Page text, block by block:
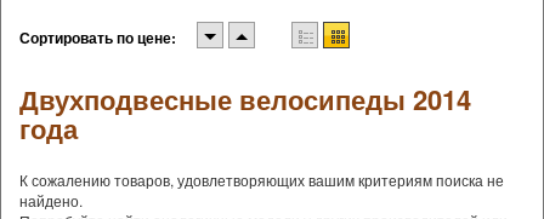
Сортировать по цене:
Двухподвесные велосипеды 2014
года
К сожалению товаров, удовлетворяющих вашим критериям поиска не
найдено.